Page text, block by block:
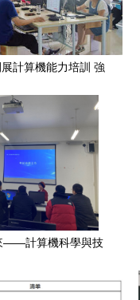
計算機能力培訓 強
——計算機科學與技